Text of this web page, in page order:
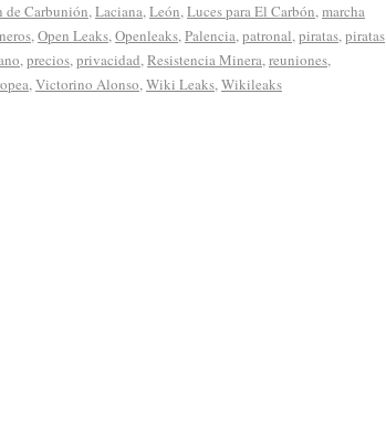
Carbunión,Laciana,León,Luces para El Carbón,marcha
,Open Leaks,Openleaks,Palencia,patronal,piratas,piratas
,precios,privacidad,Resistencia Minera,reuniones,
,Victorino Alonso,Wiki Leaks,Wikileaks